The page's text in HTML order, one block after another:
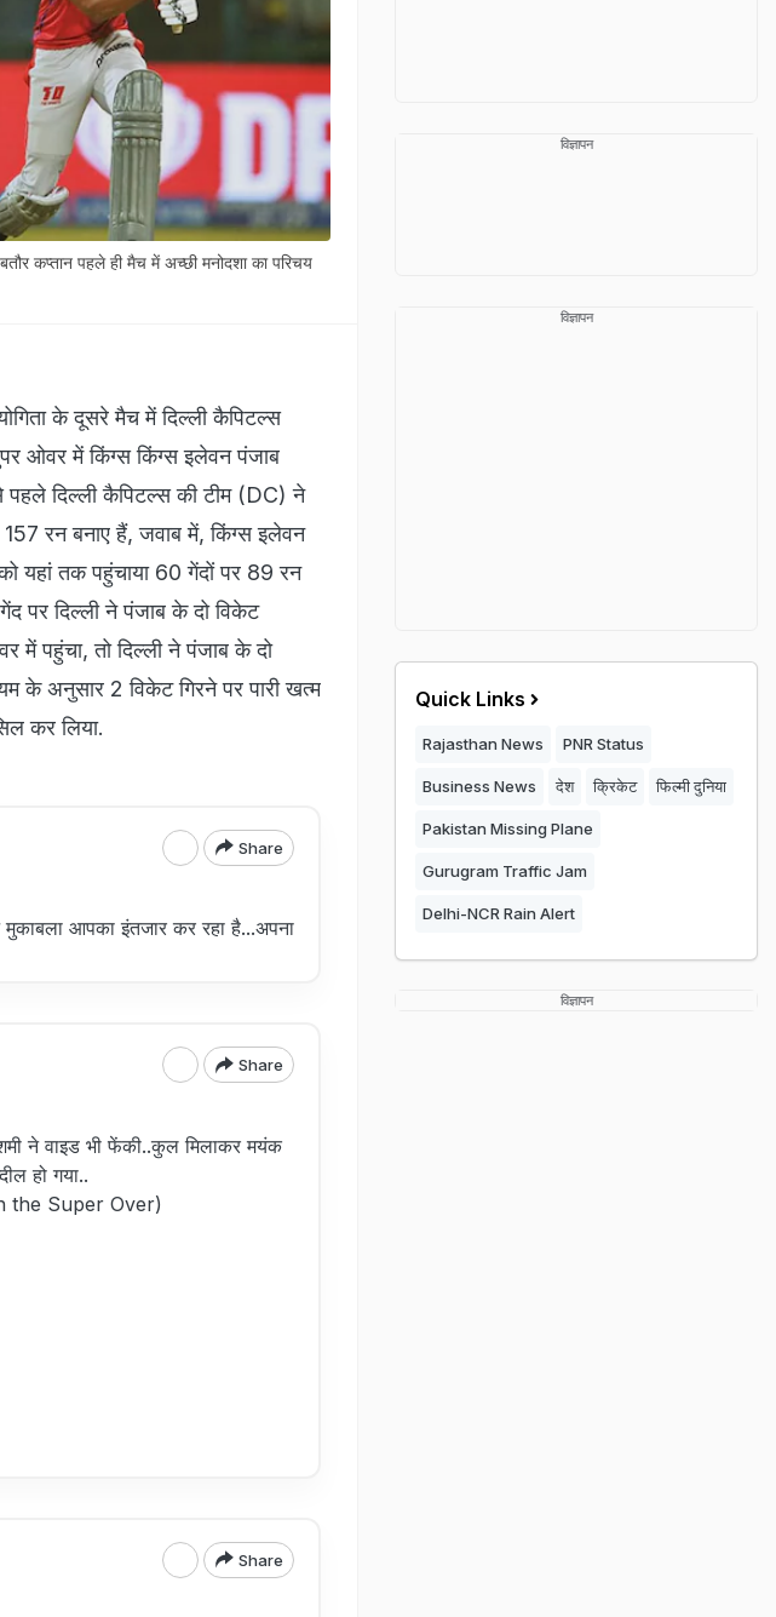
कप्तान पहले ही मैच में अच्छी मनोदशा का परिचय
के दूसरे मैच में दिल्ली कैपिटल्स
ओवर में किंग्स किंग्स इलेवन पंजाब
दिल्ली कैपिटल्स की टीम (DC) ने
रन बनाए हैं, जवाब में, किंग्स इलेवन
यहां तक पहुंचाया 60 गेंदों पर 89 रन
पर दिल्ली ने पंजाब के दो विकेट
में पहुंचा, तो दिल्ली ने पंजाब के दो
के अनुसार 2 विकेट गिरने पर पारी खत्म
कर लिया.
Share
आपका इंतजार कर रहा है...अपना
Share
ने वाइड भी फेंकी..कुल मिलाकर मयंक
हो गया..
the Super Over)
Share
विज्ञापन
विज्ञापन
Quick Links
Rajasthan News PNR Status
Business News देश क्रिकेट फिल्मी दुनिया
Pakistan Missing Plane
Gurugram Traffic Jam
Delhi-NCR Rain Alert
विज्ञापन